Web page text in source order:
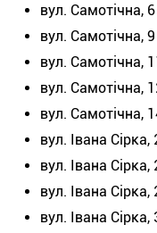
вул. Самотічна, 6
вул. Самотічна, 9
вул. Самотічна,
вул. Самотічна,
вул. Самотічна,
вул. Івана Сірка,
вул. Івана Сірка,
вул. Івана Сірка,
вул. Івана Сірка,